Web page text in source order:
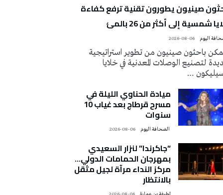
صينيون يطورون تقنية ترفع كفاءة
شمسية إلى أكثر من 26 بالمئ
2026-08-06
باحثون صينيون من تطوير استراتيجية
لتصنيع الوصلات المعدنية في خلايا
…
ميادة الحناوي الليلة في
مسرح قرطاج بعد غياب 10
سنوات
2026-08-06
“جاكرندا” لنزار السعيدي
بمهرجان الحمامات الدولي…
مركز النداء مرآة لجيل مثقل
بالانتظار